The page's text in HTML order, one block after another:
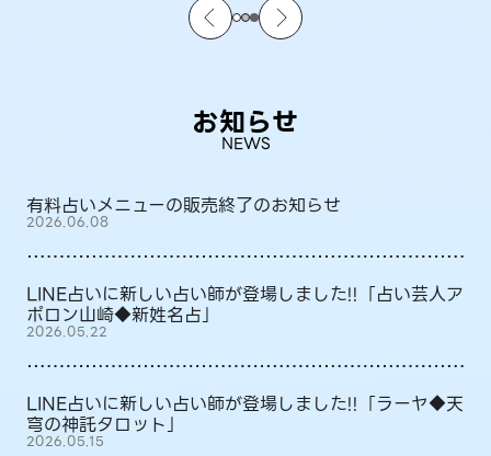
お知らせ
NEWS
有料占いメニューの販売終了のお知らせ
2026.06.08
LINE占いに新しい占い師が登場しました!!「占い芸人ア
ポロン山崎◆新姓名占」
2026.05.22
LINE占いに新しい占い師が登場しました!!「ラーヤ◆天
穹の神託タロット」
2026.05.15